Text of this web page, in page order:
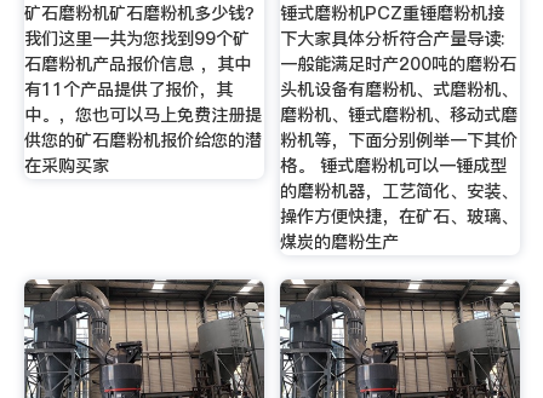
矿石磨粉机矿石磨粉机多少钱？
我们这里一共为您找到99个矿
石磨粉机产品报价信息 ，其中
有11个产品提供了报价，其
中。，您也可以马上免费注册提
供您的矿石磨粉机报价给您的潜
在采购买家
锤式磨粉机PCZ重锤磨粉机接
下大家具体分析符合产量导读:
一般能满足时产200吨的磨粉石
头机设备有磨粉机、式磨粉机、
磨粉机、锤式磨粉机、移动式磨
粉机等，下面分别例举一下其价
格。 锤式磨粉机可以一锤成型
的磨粉机器，工艺简化、安装、
操作方便快捷，在矿石、玻璃、
煤炭的磨粉生产